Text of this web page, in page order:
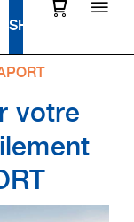
votre